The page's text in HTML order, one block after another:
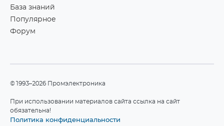
База знаний
Популярное
Форум
©1993–2026 Промэлектроника
При использовании материалов сайта ссылка на сайт
обязательна!
Политика конфиденциальности